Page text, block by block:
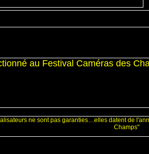
ne sont pas garanties…elles datent de
Champs"
au Festival Caméras des